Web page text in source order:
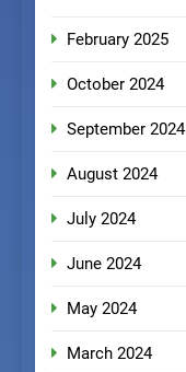
February 2025
October 2024
September 2024
August 2024
July 2024
June 2024
May 2024
March 2024